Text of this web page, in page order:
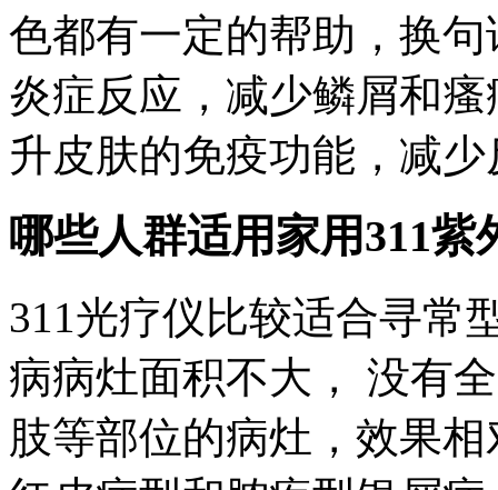
色都有一定的帮助，换
炎症反应，减少鳞屑和
升皮肤的免疫功能，减
哪些人群适用家用311紫
311光疗仪比较适合寻常
病病灶面积不大， 没有
肢等部位的病灶，效果